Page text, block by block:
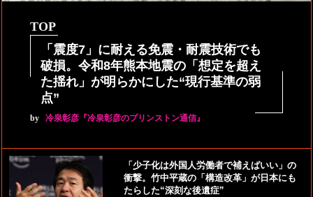
TOP
「震度7」に耐える免震・耐震技術でも
破損。令和8年熊本地震の「想定を超え
た揺れ」が明らかにした“現行基準の弱
点”
by 冷泉彰彦『冷泉彰彦のプリンストン通信』
「少子化は外国人労働者で補えばいい」の
衝撃。竹中平蔵の「構造改革」が日本にも
たらした“深刻な後遺症”